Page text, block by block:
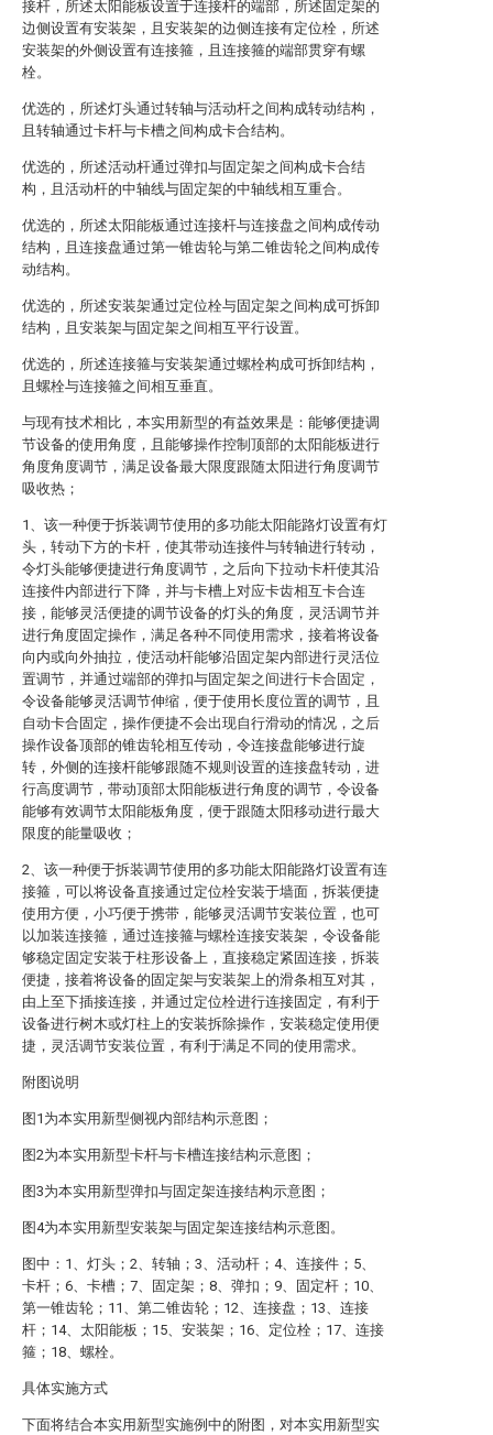
接杆，所述太阳能板设置于连接杆的端部，所述固定架的
边侧设置有安装架，且安装架的边侧连接有定位栓，所述
安装架的外侧设置有连接箍，且连接箍的端部贯穿有螺
栓。
优选的，所述灯头通过转轴与活动杆之间构成转动结构，
且转轴通过卡杆与卡槽之间构成卡合结构。
优选的，所述活动杆通过弹扣与固定架之间构成卡合结
构，且活动杆的中轴线与固定架的中轴线相互重合。
优选的，所述太阳能板通过连接杆与连接盘之间构成传动
结构，且连接盘通过第一锥齿轮与第二锥齿轮之间构成传
动结构。
优选的，所述安装架通过定位栓与固定架之间构成可拆卸
结构，且安装架与固定架之间相互平行设置。
优选的，所述连接箍与安装架通过螺栓构成可拆卸结构，
且螺栓与连接箍之间相互垂直。
与现有技术相比，本实用新型的有益效果是：能够便捷调
节设备的使用角度，且能够操作控制顶部的太阳能板进行
角度角度调节，满足设备最大限度跟随太阳进行角度调节
吸收热；
1、该一种便于拆装调节使用的多功能太阳能路灯设置有灯
头，转动下方的卡杆，使其带动连接件与转轴进行转动，
令灯头能够便捷进行角度调节，之后向下拉动卡杆使其沿
连接件内部进行下降，并与卡槽上对应卡齿相互卡合连
接，能够灵活便捷的调节设备的灯头的角度，灵活调节并
进行角度固定操作，满足各种不同使用需求，接着将设备
向内或向外抽拉，使活动杆能够沿固定架内部进行灵活位
置调节，并通过端部的弹扣与固定架之间进行卡合固定，
令设备能够灵活调节伸缩，便于使用长度位置的调节，且
自动卡合固定，操作便捷不会出现自行滑动的情况，之后
操作设备顶部的锥齿轮相互传动，令连接盘能够进行旋
转，外侧的连接杆能够跟随不规则设置的连接盘转动，进
行高度调节，带动顶部太阳能板进行角度的调节，令设备
能够有效调节太阳能板角度，便于跟随太阳移动进行最大
限度的能量吸收；
2、该一种便于拆装调节使用的多功能太阳能路灯设置有连
接箍，可以将设备直接通过定位栓安装于墙面，拆装便捷
使用方便，小巧便于携带，能够灵活调节安装位置，也可
以加装连接箍，通过连接箍与螺栓连接安装架，令设备能
够稳定固定安装于柱形设备上，直接稳定紧固连接，拆装
便捷，接着将设备的固定架与安装架上的滑条相互对其，
由上至下插接连接，并通过定位栓进行连接固定，有利于
设备进行树木或灯柱上的安装拆除操作，安装稳定使用便
捷，灵活调节安装位置，有利于满足不同的使用需求。
附图说明
图1为本实用新型侧视内部结构示意图；
图2为本实用新型卡杆与卡槽连接结构示意图；
图3为本实用新型弹扣与固定架连接结构示意图；
图4为本实用新型安装架与固定架连接结构示意图。
图中：1、灯头；2、转轴；3、活动杆；4、连接件；5、
卡杆；6、卡槽；7、固定架；8、弹扣；9、固定杆；10、
第一锥齿轮；11、第二锥齿轮；12、连接盘；13、连接
杆；14、太阳能板；15、安装架；16、定位栓；17、连接
箍；18、螺栓。
具体实施方式
下面将结合本实用新型实施例中的附图，对本实用新型实